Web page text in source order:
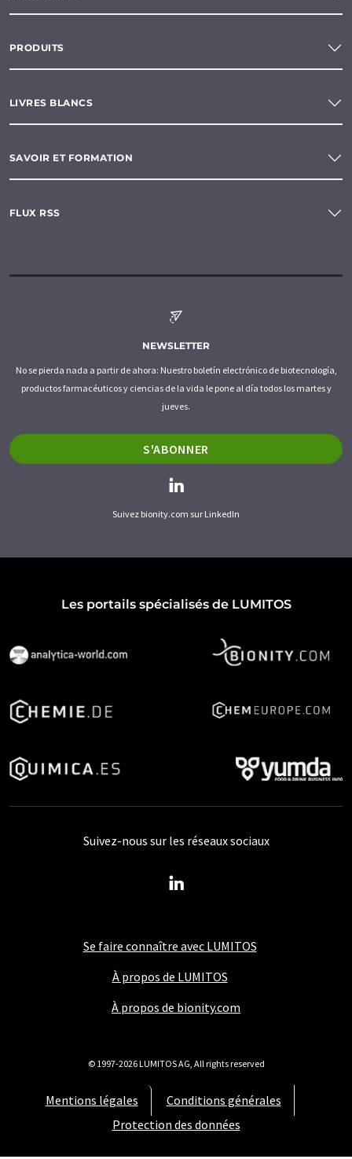
PRODUITS
LIVRES BLANCS
SAVOIR ET FORMATION
FLUX RSS
NEWSLETTER
No se pierda nada a partir de ahora: Nuestro boletín electrónico de biotecnología,
productos farmacéuticos y ciencias de la vida le pone al día todos los martes y
jueves.
S'ABONNER
Suivez bionity.com sur LinkedIn
Les portails spécialisés de LUMITOS
Se faire connaître avec LUMITOS
À propos de LUMITOS
À propos de bionity.com
Mentions légales
Conditions générales
Protection des données
Suivez-nous sur les réseaux sociaux
© 1997-2026 LUMITOS AG, All rights reserved